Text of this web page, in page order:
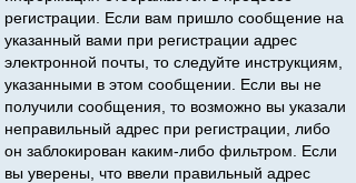
регистрации. Если вам пришло сообщение на
указанный вами при регистрации адрес
электронной почты, то следуйте инструкциям,
указанными в этом сообщении. Если вы не
получили сообщения, то возможно вы указали
неправильный адрес при регистрации, либо
он заблокирован каким-либо фильтром. Если
вы уверены, что ввели правильный адрес